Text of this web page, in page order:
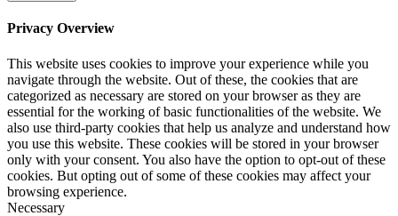
Privacy Overview
This website uses cookies to improve your experience while you
navigate through the website. Out of these, the cookies that are
categorized as necessary are stored on your browser as they are
essential for the working of basic functionalities of the website. We
also use third-party cookies that help us analyze and understand how
you use this website. These cookies will be stored in your browser
only with your consent. You also have the option to opt-out of these
cookies. But opting out of some of these cookies may affect your
browsing experience.
Necessary